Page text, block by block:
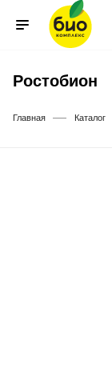
Ростобион
Главная — Каталог